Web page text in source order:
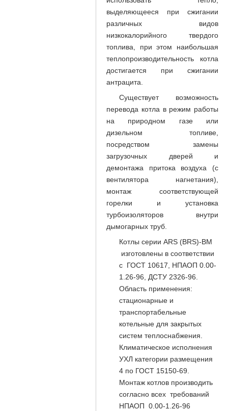
выделяющееся при сжигании
различных видов
низкокалорийного твердого
топлива, при этом наибольшая
теплопроизводительность котла
достигается при сжигании
антрацита.
Существует возможность
перевода котла в режим работы
на природном газе или
дизельном топливе,
посредством замены
загрузочных дверей и
демонтажа притока воздуха (с
вентилятора нагнетания),
монтаж соответствующей
горелки и установка
турбоизоляторов внутри
дымогарных труб.
Котлы серии ARS (BRS)-BM
изготовлены в соответствии
с ГОСТ 10617, НПАОП 0.00-
1.26-96, ДСТУ 2326-96.
Область применения:
стационарные и
транспортабельные
котельные для закрытых
систем теплоснабжения.
Климатическое исполнения
УХЛ категории размещения
4 по ГОСТ 15150-69.
Монтаж котлов производить
согласно всех требований
НПАОП 0.00-1.26-96